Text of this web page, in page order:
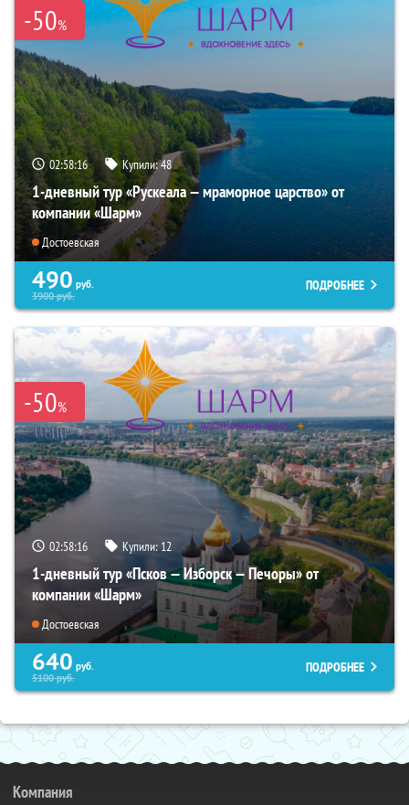
-50%
02:58:15 Купили:48
1-дневный тур «Рускеала — мраморное царство» от
компании «Шарм»
Достоевская
490 руб.
3900руб.
ПОДРОБНЕЕ
-50%
02:58:15 Купили:12
1-дневный тур «Псков — Изборск — Печоры» от
компании «Шарм»
Достоевская
640 руб.
5100руб.
ПОДРОБНЕЕ
Компания